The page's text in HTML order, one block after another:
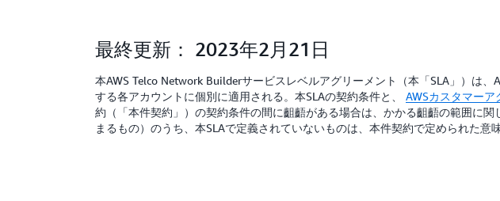
最終更新： 2023年2月21日
本AWS Telco Network Builderサービスレベルアグリーメント（本「SLA」）は
する各アカウントに個別に適用される。本SLAの契約条件と、 AWSカスタマーア
約（「本件契約」）の契約条件の間に齟齬がある場合は、かかる齟齬の範囲に
まるもの）のうち、本SLAで定義されていないものは、本件契約で定められた意